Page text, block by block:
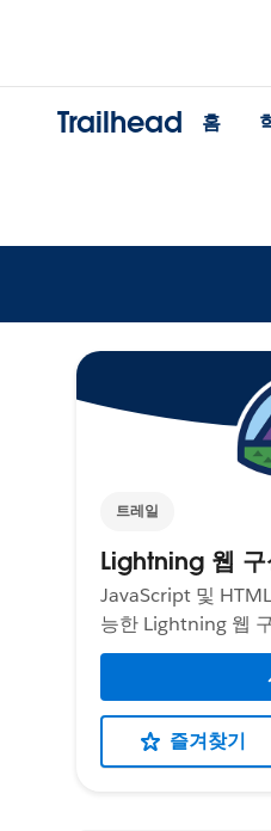
Trailhead 홈
트레일
Lightning 웹 구
JavaScript 및
능한 Lightning 웹
즐겨찾기